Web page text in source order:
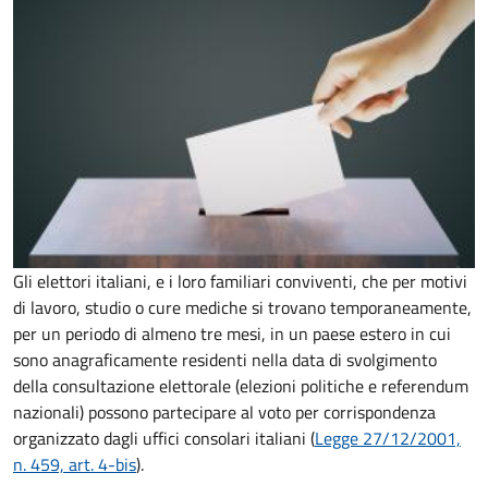
Gli elettori italiani, e i loro familiari conviventi, che per motivi
di lavoro, studio o cure mediche si trovano temporaneamente,
per un periodo di almeno tre mesi, in un paese estero in cui
sono anagraficamente residenti nella data di svolgimento
della consultazione elettorale (elezioni politiche e referendum
nazionali) possono partecipare al voto per corrispondenza
organizzato dagli uffici consolari italiani (Legge 27/12/2001,
n. 459, art. 4-bis).